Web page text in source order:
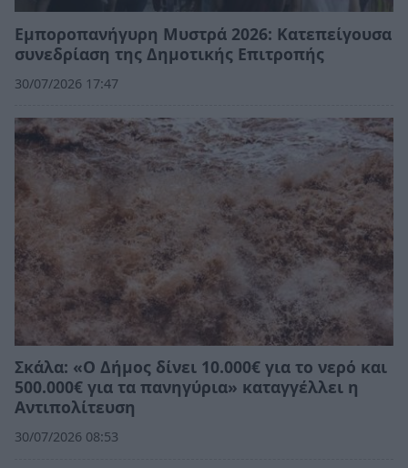
Εμποροπανήγυρη Μυστρά 2026: Κατεπείγουσα
συνεδρίαση της Δημοτικής Επιτροπής
30/07/2026 17:47
Σκάλα: «Ο Δήμος δίνει 10.000€ για το νερό και
500.000€ για τα πανηγύρια» καταγγέλλει η
Αντιπολίτευση
30/07/2026 08:53